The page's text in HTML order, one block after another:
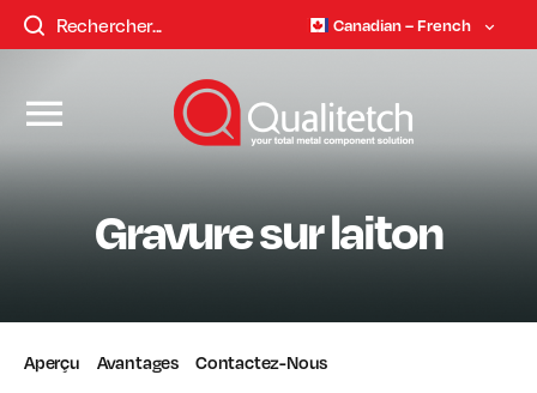
Canadian – French
Gravure sur laiton
Aperçu Avantages Contactez-Nous